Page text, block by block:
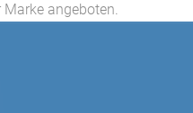
angeboten.